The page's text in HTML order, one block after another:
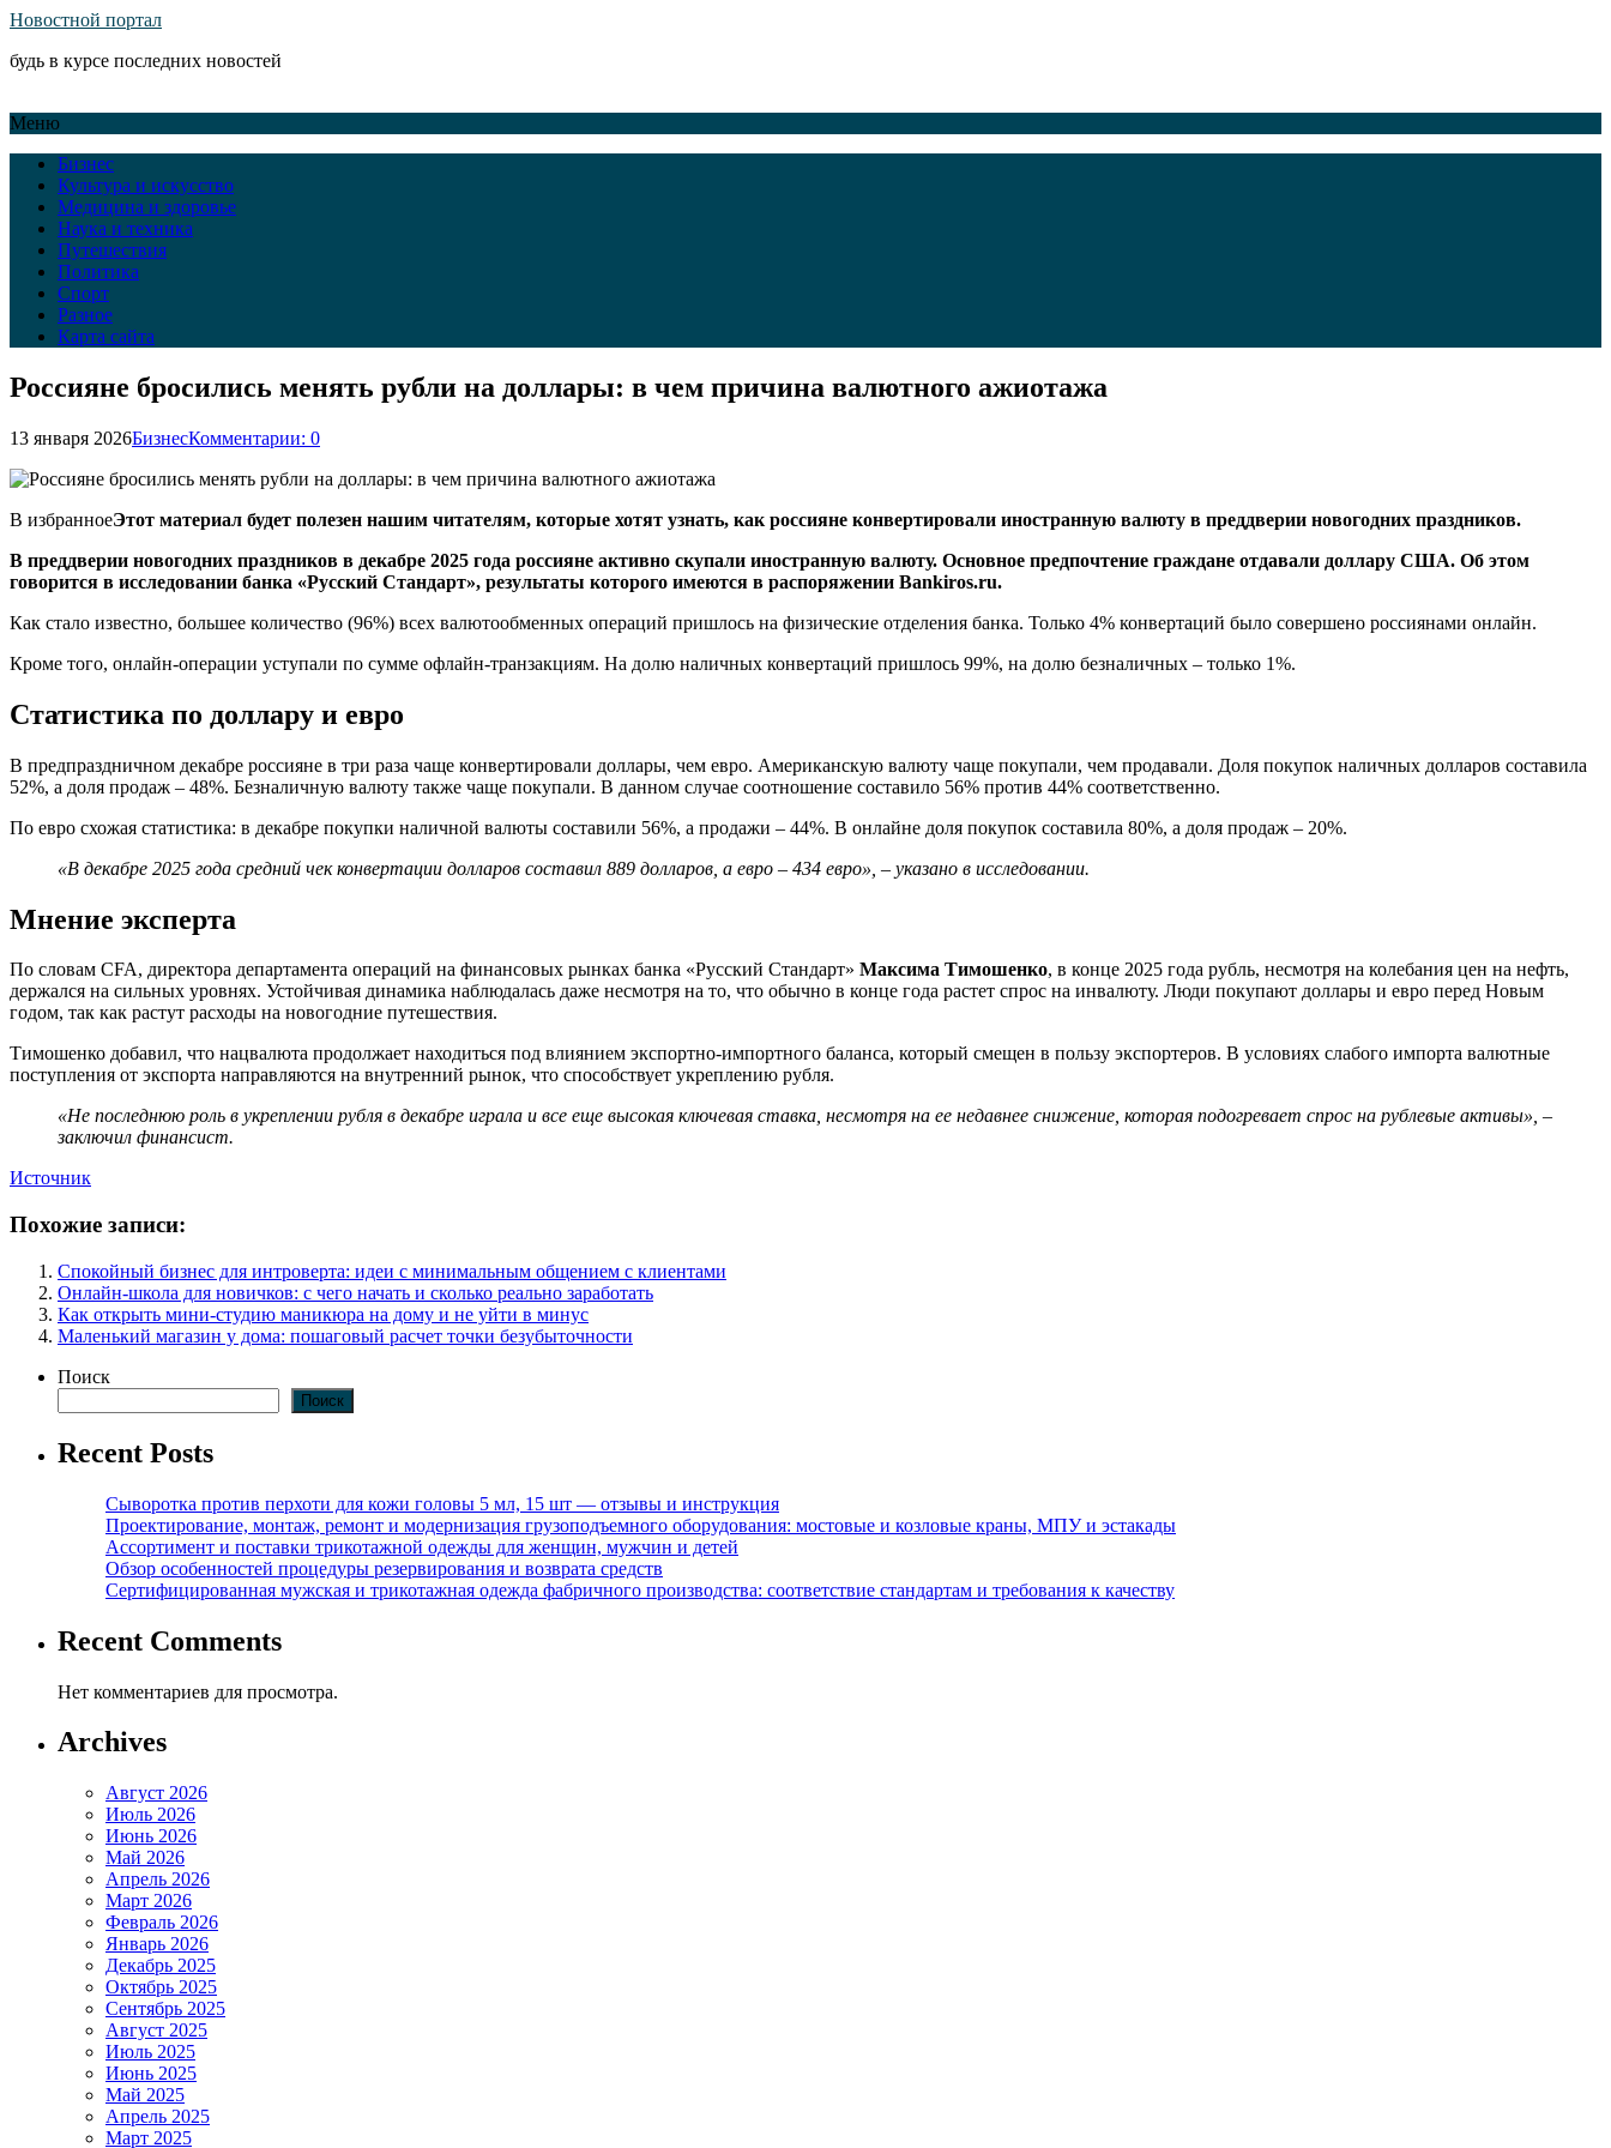
Новостной портал
будь в курсе последних новостей
Меню
Бизнес
Культура и искусство
Медицина и здоровье
Наука и техника
Путешествия
Политика
Спорт
Разное
Карта сайта
Россияне бросились менять рубли на доллары: в чем причина валютного ажиотажа
13 января 2026БизнесКомментарии: 0
В избранноеЭтот материал будет полезен нашим читателям, которые хотят узнать, как россияне конвертировали иностранную валюту в преддверии новогодних праздников.
В преддверии новогодних праздников в декабре 2025 года россияне активно скупали иностранную валюту. Основное предпочтение граждане отдавали доллару США. Об этом
говорится в исследовании банка «Русский Стандарт», результаты которого имеются в распоряжении Bankiros.ru.
Как стало известно, большее количество (96%) всех валютообменных операций пришлось на физические отделения банка. Только 4% конвертаций было совершено россиянами онлайн.
Кроме того, онлайн-операции уступали по сумме офлайн-транзакциям. На долю наличных конвертаций пришлось 99%, на долю безналичных – только 1%.
Статистика по доллару и евро
В предпраздничном декабре россияне в три раза чаще конвертировали доллары, чем евро. Американскую валюту чаще покупали, чем продавали. Доля покупок наличных долларов составила
52%, а доля продаж – 48%. Безналичную валюту также чаще покупали. В данном случае соотношение составило 56% против 44% соответственно.
По евро схожая статистика: в декабре покупки наличной валюты составили 56%, а продажи – 44%. В онлайне доля покупок составила 80%, а доля продаж – 20%.
«В декабре 2025 года средний чек конвертации долларов составил 889 долларов, а евро – 434 евро», – указано в исследовании.
Мнение эксперта
По словам CFA, директора департамента операций на финансовых рынках банка «Русский Стандарт» Максима Тимошенко, в конце 2025 года рубль, несмотря на колебания цен на нефть,
держался на сильных уровнях. Устойчивая динамика наблюдалась даже несмотря на то, что обычно в конце года растет спрос на инвалюту. Люди покупают доллары и евро перед Новым
годом, так как растут расходы на новогодние путешествия.
Тимошенко добавил, что нацвалюта продолжает находиться под влиянием экспортно-импортного баланса, который смещен в пользу экспортеров. В условиях слабого импорта валютные
поступления от экспорта направляются на внутренний рынок, что способствует укреплению рубля.
«Не последнюю роль в укреплении рубля в декабре играла и все еще высокая ключевая ставка, несмотря на ее недавнее снижение, которая подогревает спрос на рублевые активы», –
заключил финансист.
Источник
Похожие записи:
Спокойный бизнес для интроверта: идеи с минимальным общением с клиентами
Онлайн-школа для новичков: с чего начать и сколько реально заработать
Как открыть мини-студию маникюра на дому и не уйти в минус
Маленький магазин у дома: пошаговый расчет точки безубыточности
Поиск
Поиск
Recent Posts
Сыворотка против перхоти для кожи головы 5 мл, 15 шт — отзывы и инструкция
Проектирование, монтаж, ремонт и модернизация грузоподъемного оборудования: мостовые и козловые краны, МПУ и эстакады
Ассортимент и поставки трикотажной одежды для женщин, мужчин и детей
Обзор особенностей процедуры резервирования и возврата средств
Сертифицированная мужская и трикотажная одежда фабричного производства: соответствие стандартам и требования к качеству
Recent Comments
Нет комментариев для просмотра.
Archives
Август 2026
Июль 2026
Июнь 2026
Май 2026
Апрель 2026
Март 2026
Февраль 2026
Январь 2026
Декабрь 2025
Октябрь 2025
Сентябрь 2025
Август 2025
Июль 2025
Июнь 2025
Май 2025
Апрель 2025
Март 2025